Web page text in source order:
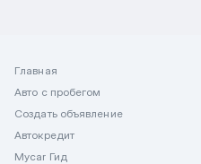
Главная
Авто с пробегом
Создать объявление
Автокредит
Mycar Гид